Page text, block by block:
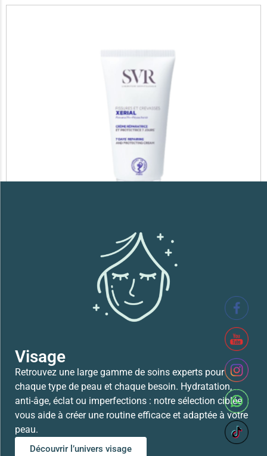
SVR XERIAL FISSURES ET CREVASSES
Visage
Retrouvez une large gamme de soins experts pour
chaque type de peau et chaque besoin. Hydratation,
anti-âge, éclat ou imperfections : notre sélection ciblée
vous aide à créer une routine efficace et adaptée à votre
peau.
Découvrir l’univers visage